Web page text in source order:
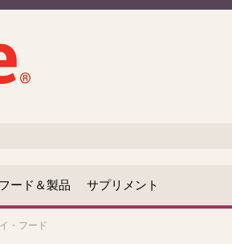
ード＆製品 サプリメント
・フード